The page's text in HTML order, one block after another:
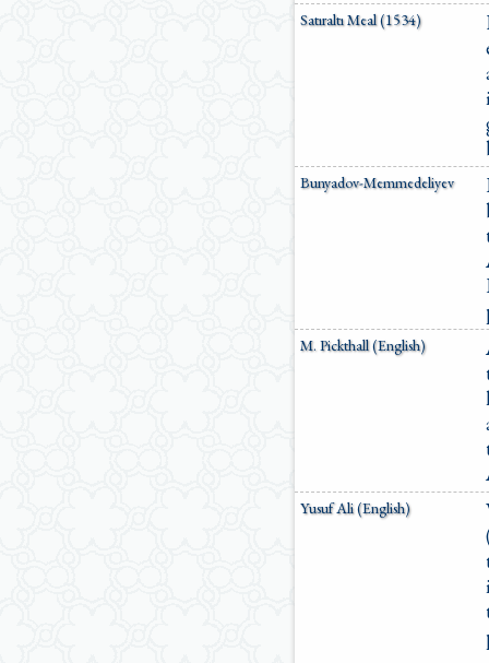
Satıraltı Meal (1534)
Bunyadov-Memmedeliyev
M. Pickthall (English)
Yusuf Ali (English)